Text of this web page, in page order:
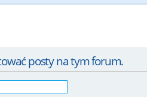
posty na tym forum.